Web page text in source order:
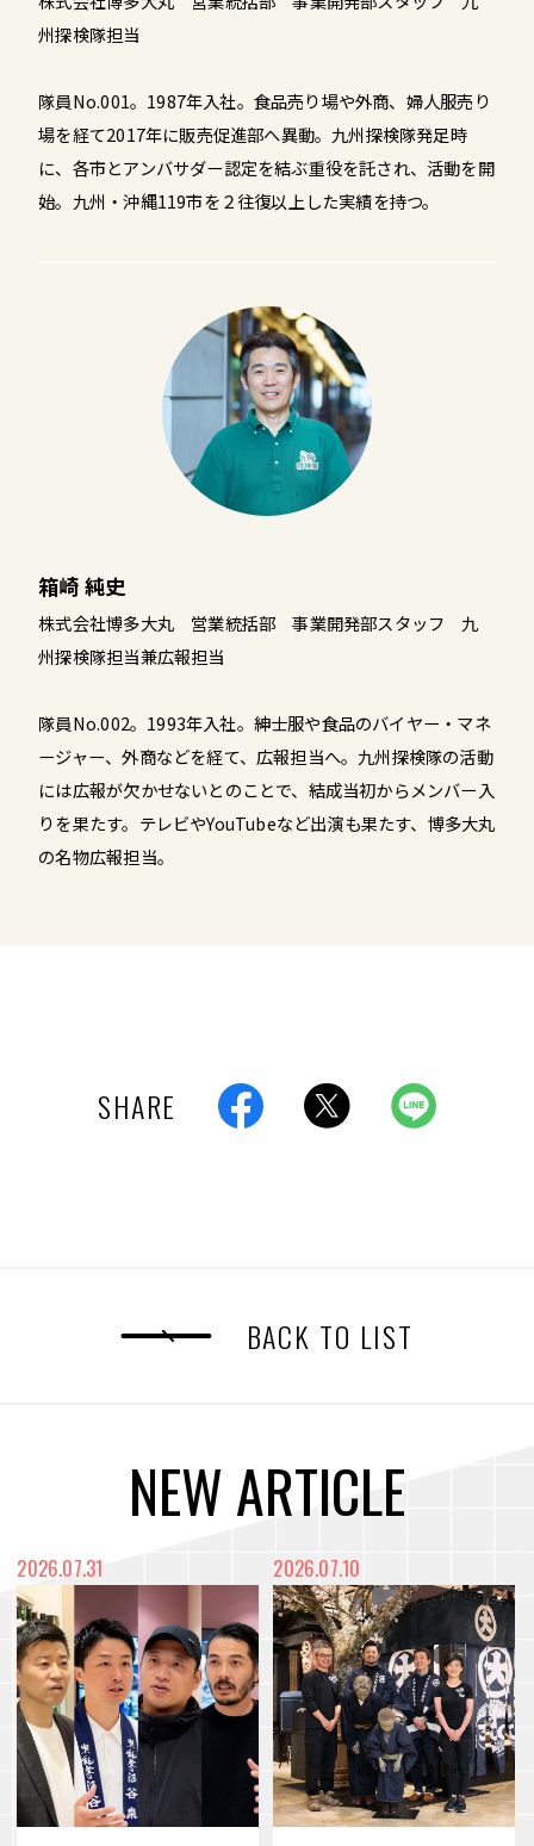
州探検隊担当
隊員No.001。1987年入社。食品売り場や外商、婦人服売り
場を経て2017年に販売促進部へ異動。九州探検隊発足時
に、各市とアンバサダー認定を結ぶ重役を託され、活動を開
始。九州・沖縄119市を２往復以上した実績を持つ。
箱崎 純史
株式会社博多大丸 営業統括部 事業開発部スタッフ 九
州探検隊担当兼広報担当
隊員No.002。1993年入社。紳士服や食品のバイヤー・マネ
ージャー、外商などを経て、広報担当へ。九州探検隊の活動
には広報が欠かせないとのことで、結成当初からメンバー入
りを果たす。テレビやYouTubeなど出演も果たす、博多大丸
の名物広報担当。
SHARE
BACK TO LIST
NEWARTICLE
2026.07.31 2026.07.10